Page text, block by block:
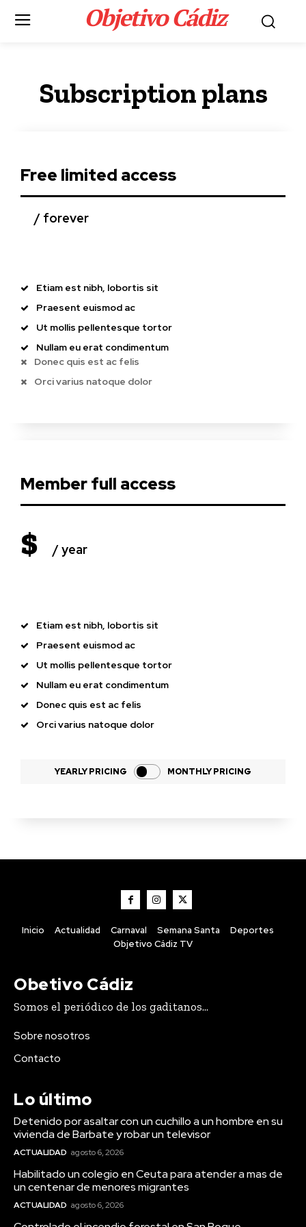
LEER MÁS
Portada
ataca a Pedro
Sánchez: «Es una
pesadilla
país no se merece»
12 horas ago
Detenido por asaltar con un cuchillo a un
hombre en su vivienda de Barbate y robar un
televisor
Actualidad 2 horas ago
un ciclomotor en la avenida
Periodista Beatriz Cienfuegos
Detenido por asaltar con un cuchillo a un
hombre en su vivienda de Barbate y robar un
televisor
Objetivo Cádiz.
Subscription plans
Free limited access
/ forever
Etiam est nibh, lobortis sit
Praesent euismod ac
Ut mollis pellentesque tortor
Nullam eu erat condimentum
Donec quis est ac felis
Orci varius natoque dolor
Member full access
$ / year
Etiam est nibh, lobortis sit
Praesent euismod ac
Ut mollis pellentesque tortor
Nullam eu erat condimentum
Donec quis est ac felis
Orci varius natoque dolor
YEARLY PRICING MONTHLY PRICING
Inicio Actualidad Carnaval Semana Santa
Deportes
Objetivo Cádiz TV
Obetivo Cádiz
Somos el periódico de los gaditanos...
Sobre nosotros
Contacto
Lo último
Detenido por asaltar con un cuchillo a un hombre en su
vivienda de Barbate y robar un televisor
ACTUALIDAD agosto 6, 2026
Habilitado un colegio en Ceuta para atender a mas de
un centenar de menores migrantes
ACTUALIDAD agosto 6, 2026